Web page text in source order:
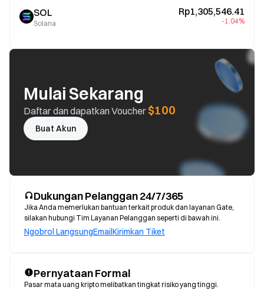
SOL
Solana
Rp1,305,546.41
-1.04%
Mulai Sekarang
Daftar dan dapatkan Voucher$100
Buat Akun
Dukungan Pelanggan 24/7/365
Jika Anda memerlukan bantuan terkait produk dan layanan Gate,
silakan hubungi Tim Layanan Pelanggan seperti di bawah ini.
Ngobrol LangsungEmailKirimkan Tiket
Pernyataan Formal
Pasar mata uang kripto melibatkan tingkat risiko yang tinggi.